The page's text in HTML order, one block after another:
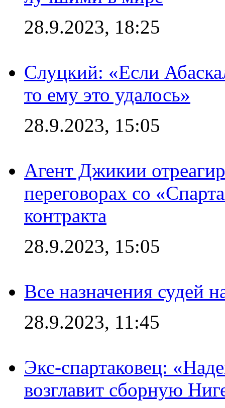
28.9.2023, 18:25
Слуцкий: «Если
то ему это удалось»
28.9.2023, 15:05
Агент Джикии
переговорах со
контракта
28.9.2023, 15:05
Все назначения судей
28.9.2023, 11:45
Экс-спартаковец:
возглавит сборную